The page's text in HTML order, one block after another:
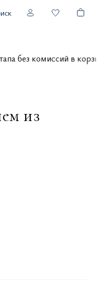
этапа без комиссий в
из